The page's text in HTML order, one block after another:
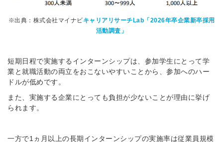
※出典：株式会社マイナビキャリアリサーチLab「2026年卒企業新卒採用
活動調査」
短期日程で実施するインターンシップは、参加学生にとって学
業と就職活動の両立をおこないやすいことから、参加へのハー
ドルが低めです。
また、実施する企業にとっても負担が少ないことが理由に挙げ
られます。
一方で1ヵ月以上の長期インターンシップの実施率は従業員規模